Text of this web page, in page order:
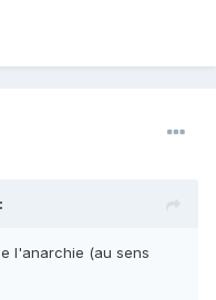
l'anarchie (au sens